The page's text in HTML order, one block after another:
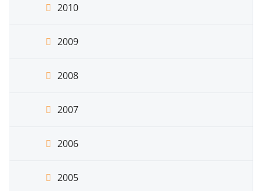
2010
2009
2008
2007
2006
2005